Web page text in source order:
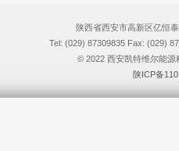
陕西省西安市高新区亿恒
Tel: (029) 87309835 Fax: (029)
© 2022 西安凯特维尔能
陕ICP备